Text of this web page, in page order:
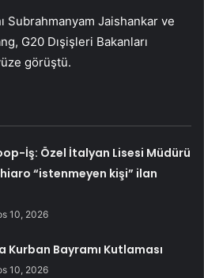
Subrahmanyam Jaishankar ve
G20 Dışişleri Bakanları
görüştü.
İş: Özel İtalyan Lisesi Müdürü
“istenmeyen kişi” ilan
10, 2026
Kurban Bayramı Kutlaması
10, 2026